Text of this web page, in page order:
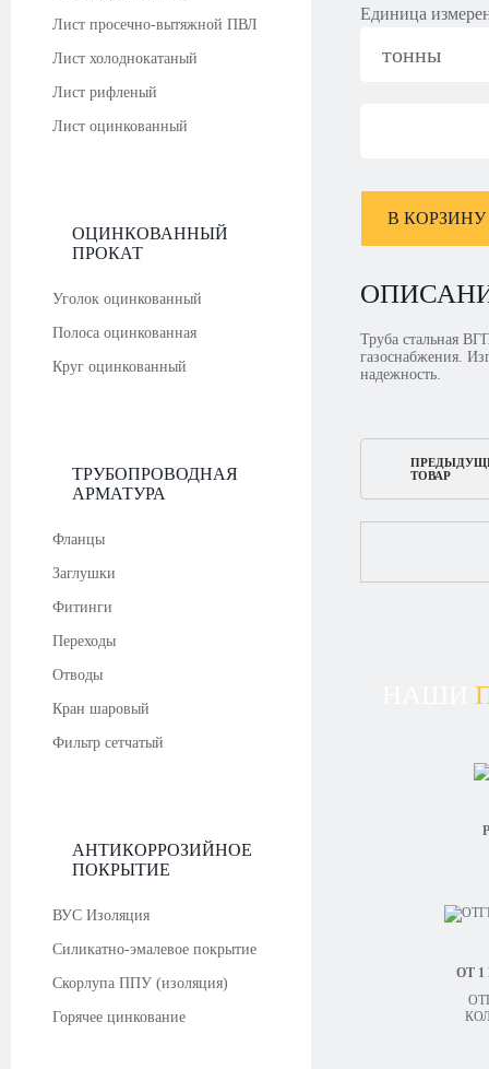
Лист просечно-вытяжной ПВЛ
Лист холоднокатаный
Лист рифленый
Лист оцинкованный
ОЦИНКОВАННЫЙ
ПРОКАТ
Уголок оцинкованный
Полоса оцинкованная
Круг оцинкованный
ТРУБОПРОВОДНАЯ
АРМАТУРА
Фланцы
Заглушки
Фитинги
Переходы
Отводы
Кран шаровый
Фильтр сетчатый
АНТИКОРРОЗИЙНОЕ
ПОКРЫТИЕ
ВУС Изоляция
Силикатно-эмалевое покрытие
Скорлупа ППУ (изоляция)
Горячее цинкование
Единица
тонны
В КОРЗИНУ
Труба стальная
газоснабжения.
надежность.
ТОВАР
ОТ